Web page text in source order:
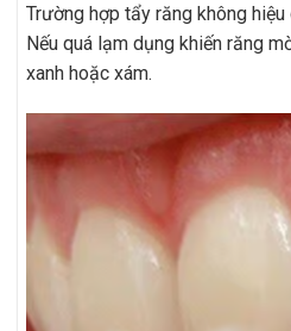
Trường hợp tẩy răng không
Nếu quá lạm dụng khiến răng
xanh hoặc xám.